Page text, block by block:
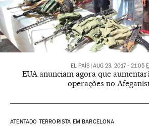
EL PAÍS AUG 23, 2017 - 21:05
EUA anunciam agora que
operações no
ATENTADO TERRORISTA EM BARCELONA